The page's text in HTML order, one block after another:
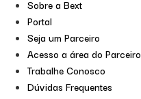
Sobre a Bext
Portal
Seja um Parceiro
Acesso a área do Parceiro
Trabalhe Conosco
Dúvidas Frequentes